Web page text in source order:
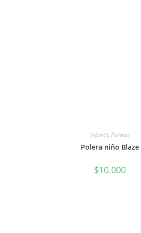
Infantil, Poleras
Polera niño Blaze
$10.000